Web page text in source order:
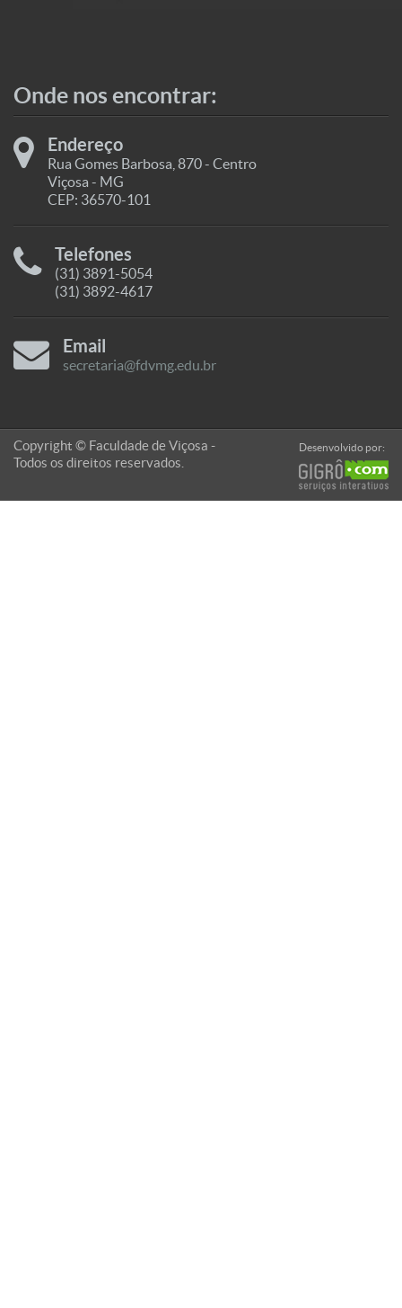
Onde nos encontrar:
Endereço
Rua Gomes Barbosa, 870 - Centro
Viçosa - MG
CEP: 36570-101
Telefones
(31) 3891-5054
(31) 3892-4617
Email
secretaria@fdvmg.edu.br
Copyright © Faculdade de Viçosa -
Todos os direitos reservados.
Desenvolvido por: